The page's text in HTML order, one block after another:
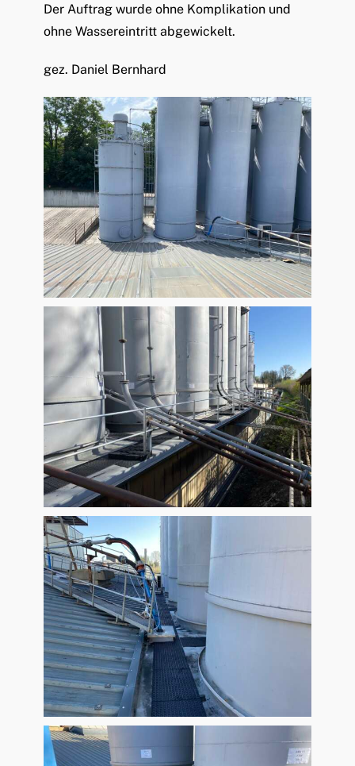
Der Auftrag wurde ohne Komplikation und
ohne Wassereintritt abgewickelt.
gez. Daniel Bernhard